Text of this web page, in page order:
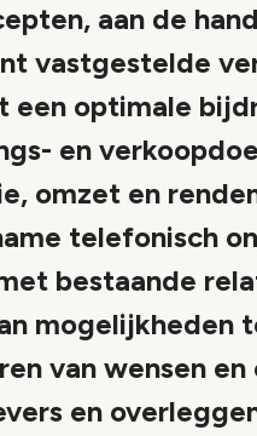
aan de
vastgestelde
een optimale
en
omzet en
telefonisch
bestaande
mogelijkheden
van wensen
en